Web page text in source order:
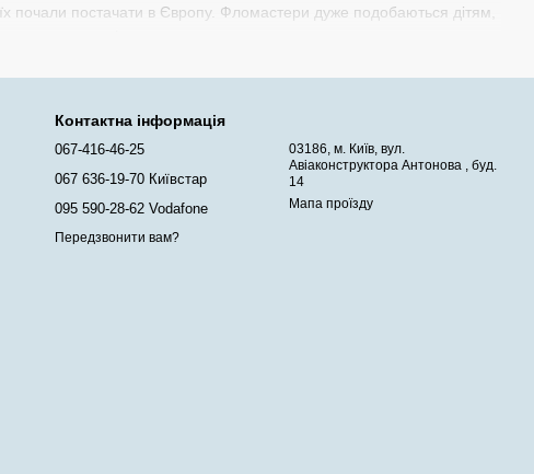
почали постачати в Європу. Фломастери дуже подобаються дітям,
менеджеру і він оформить Ваше замовлення або
Контактна інформація
067-416-46-25
067 636-19-70 Київстар
095 590-28-62 Vodafone
Передзвонити вам?
03186, м. Київ, вул.
Авіаконструктора Антонова , буд.
14
Мапа проїзду